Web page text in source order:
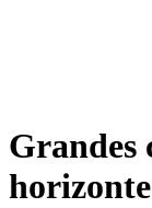
Grandes
horizonte